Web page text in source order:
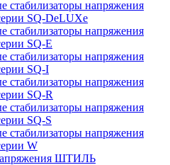
стабилизаторы напряжения
SQ-DeLUXe
стабилизаторы напряжения
SQ-E
стабилизаторы напряжения
SQ-I
стабилизаторы напряжения
SQ-R
стабилизаторы напряжения
SQ-S
стабилизаторы напряжения
W
ШТИЛЬ